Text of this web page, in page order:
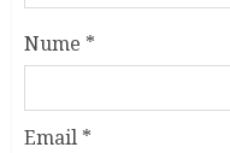
Nume *
Email *